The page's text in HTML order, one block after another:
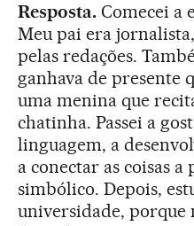
Resposta. Comecei a
Meu pai era
pelas redações.
ganhava de presente
uma menina que
chatinha. Passei a
linguagem, a
a conectar as coisas
simbólico. Depois,
universidade, porque